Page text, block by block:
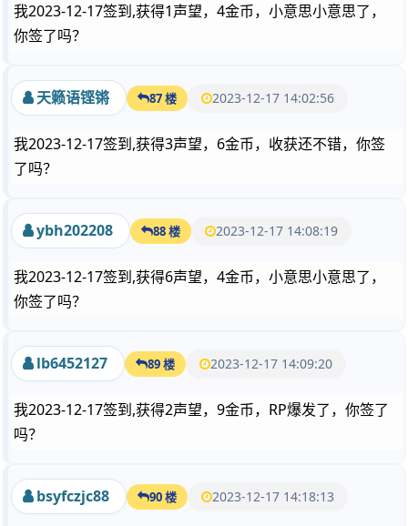
我2023-12-17签到,获得1声望，4金币，小意思小意思了，
你签了吗？
天籁语铿锵 87 楼 2023-12-17 14:02:56
我2023-12-17签到,获得3声望，6金币，收获还不错，你签
了吗？
ybh202208 88 楼 2023-12-17 14:08:19
我2023-12-17签到,获得6声望，4金币，小意思小意思了，
你签了吗？
lb6452127 89 楼 2023-12-17 14:09:20
我2023-12-17签到,获得2声望，9金币，RP爆发了，你签了
吗？
bsyfczjc88 90 楼 2023-12-17 14:18:13